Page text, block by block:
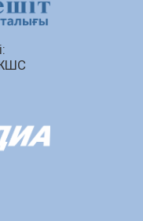
арттыру
шықты
болады?»￼
зерттеуі